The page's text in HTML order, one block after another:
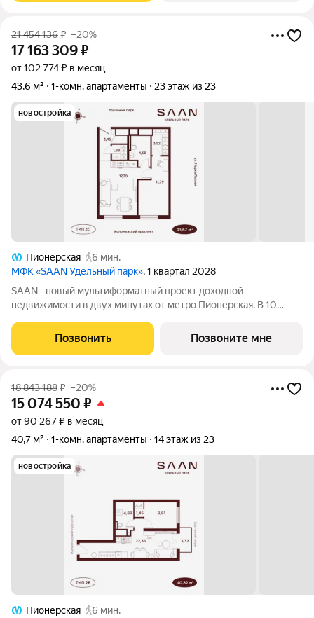
21 454 136₽ –20%
17 163 309₽
от 102 774 ₽ в месяц
43,6 м²
1-комн. апартаменты 23 этаж из 23
новостройка
Пионерская
6 мин.
МФК «SAAN Удельный парк», 1 квартал 2028
SAAN - новый мультиформатный проект доходной
недвижимости в двух минутах от метро Пионерская. В 10
представлены различные варианты: от компактных студий до
просторных резиденций с панорамными
Позвонить Позвоните мне
18 843 188₽ –20%
15 074 550 ₽
от 90 267 ₽ в месяц
40,7 м²
1-комн. апартаменты 14 этаж из 23
новостройка
Пионерская
6 мин.